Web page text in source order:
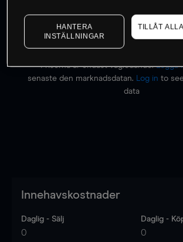
Priserna är endast vägledande.Logga
senaste den marknadsdatan.
Log in to
data
Innehavskostnader
Daglig - Sälj
0
Daglig -
0
HANTERA
INSTÄLLNINGAR
TILLÅT